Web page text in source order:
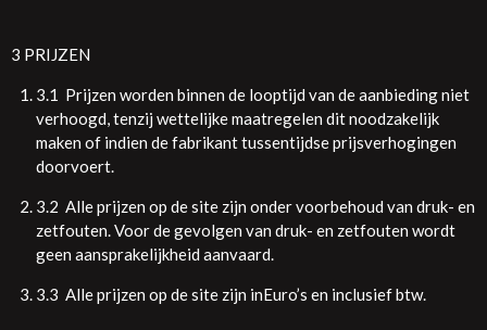
3 PRIJZEN
3.1 Prijzen worden binnen de looptijd van de aanbieding niet
verhoogd, tenzij wettelijke maatregelen dit noodzakelijk
maken of indien de fabrikant tussentijdse prijsverhogingen
doorvoert.
3.2 Alle prijzen op de site zijn onder voorbehoud van druk- en
zetfouten. Voor de gevolgen van druk- en zetfouten wordt
geen aansprakelijkheid aanvaard.
3.3 Alle prijzen op de site zijn inEuro’s en inclusief btw.